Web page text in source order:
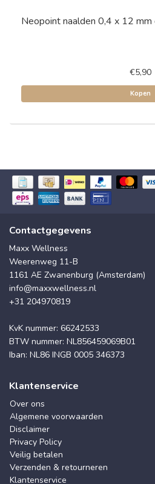
Neopoint naalden 0,4 x 12
€5,90
Kopen
Contactgegevens
Maxx Wellness
Weerenweg 11-B
1161 AE Zwanenburg (Amsterdam)
info@maxxwellness.nl
+31 204970819
KvK nummer: 66242533
BTW nummer: NL856459069B01
Iban: NL86 INGB 0005 346373
Klantenservice
Over ons
Algemene voorwaarden
Disclaimer
Privacy Policy
Veilig betalen
Verzenden & retourneren
Klantenservice